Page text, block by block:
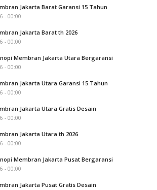
Jakarta Barat Garansi 15 Tahun
- 00:00
Jakarta Barat th 2026
- 00:00
Membran Jakarta Utara Bergaransi
- 00:00
Jakarta Utara Garansi 15 Tahun
- 00:00
Jakarta Utara Gratis Desain
- 00:00
Jakarta Utara th 2026
- 00:00
Membran Jakarta Pusat Bergaransi
- 00:00
Jakarta Pusat Gratis Desain